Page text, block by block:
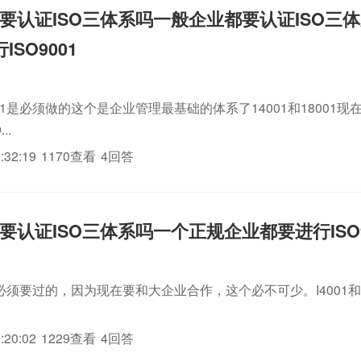
认证ISO三体系吗一般企业都要认证ISO三
ISO9001
是必须做的这个是企业管理最基础的体系了14001和18001现
1170查看 4回答
认证ISO三体系吗一个正规企业都要进行
须要过的，因为现在要和大企业合作，这个必不可少。I4001
1229查看 4回答